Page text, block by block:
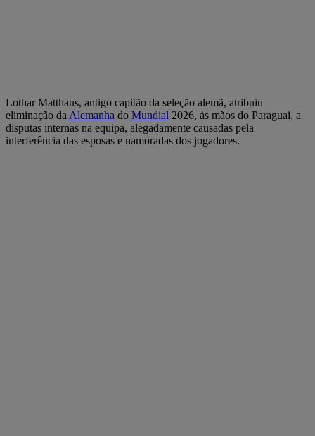
Lothar Matthaus, antigo capitão da seleção alemã, atribuiu
eliminação da Alemanha do Mundial 2026, às mãos do Paraguai, a
disputas internas na equipa, alegadamente causadas pela
interferência das esposas e namoradas dos jogadores.